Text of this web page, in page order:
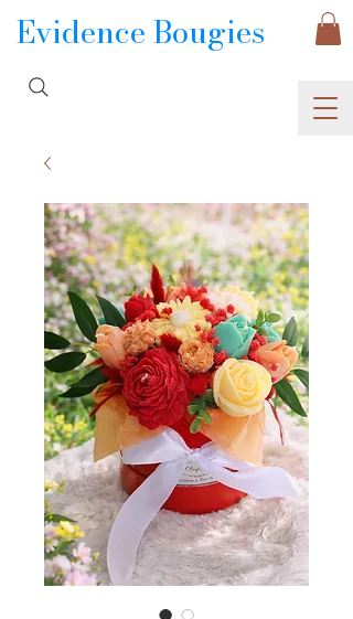
Evidence Bougies